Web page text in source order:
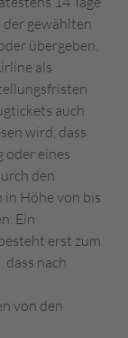
gewählten
übergeben.
als
auch
wird, dass
oder eines
den
Höhe von bis
Ein
erst zum
dass nach
von den